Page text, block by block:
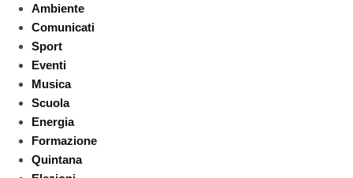
Ambiente
Comunicati
Sport
Eventi
Musica
Scuola
Energia
Formazione
Quintana